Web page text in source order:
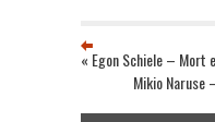
« Egon Schiele – Mort
Mikio Naruse